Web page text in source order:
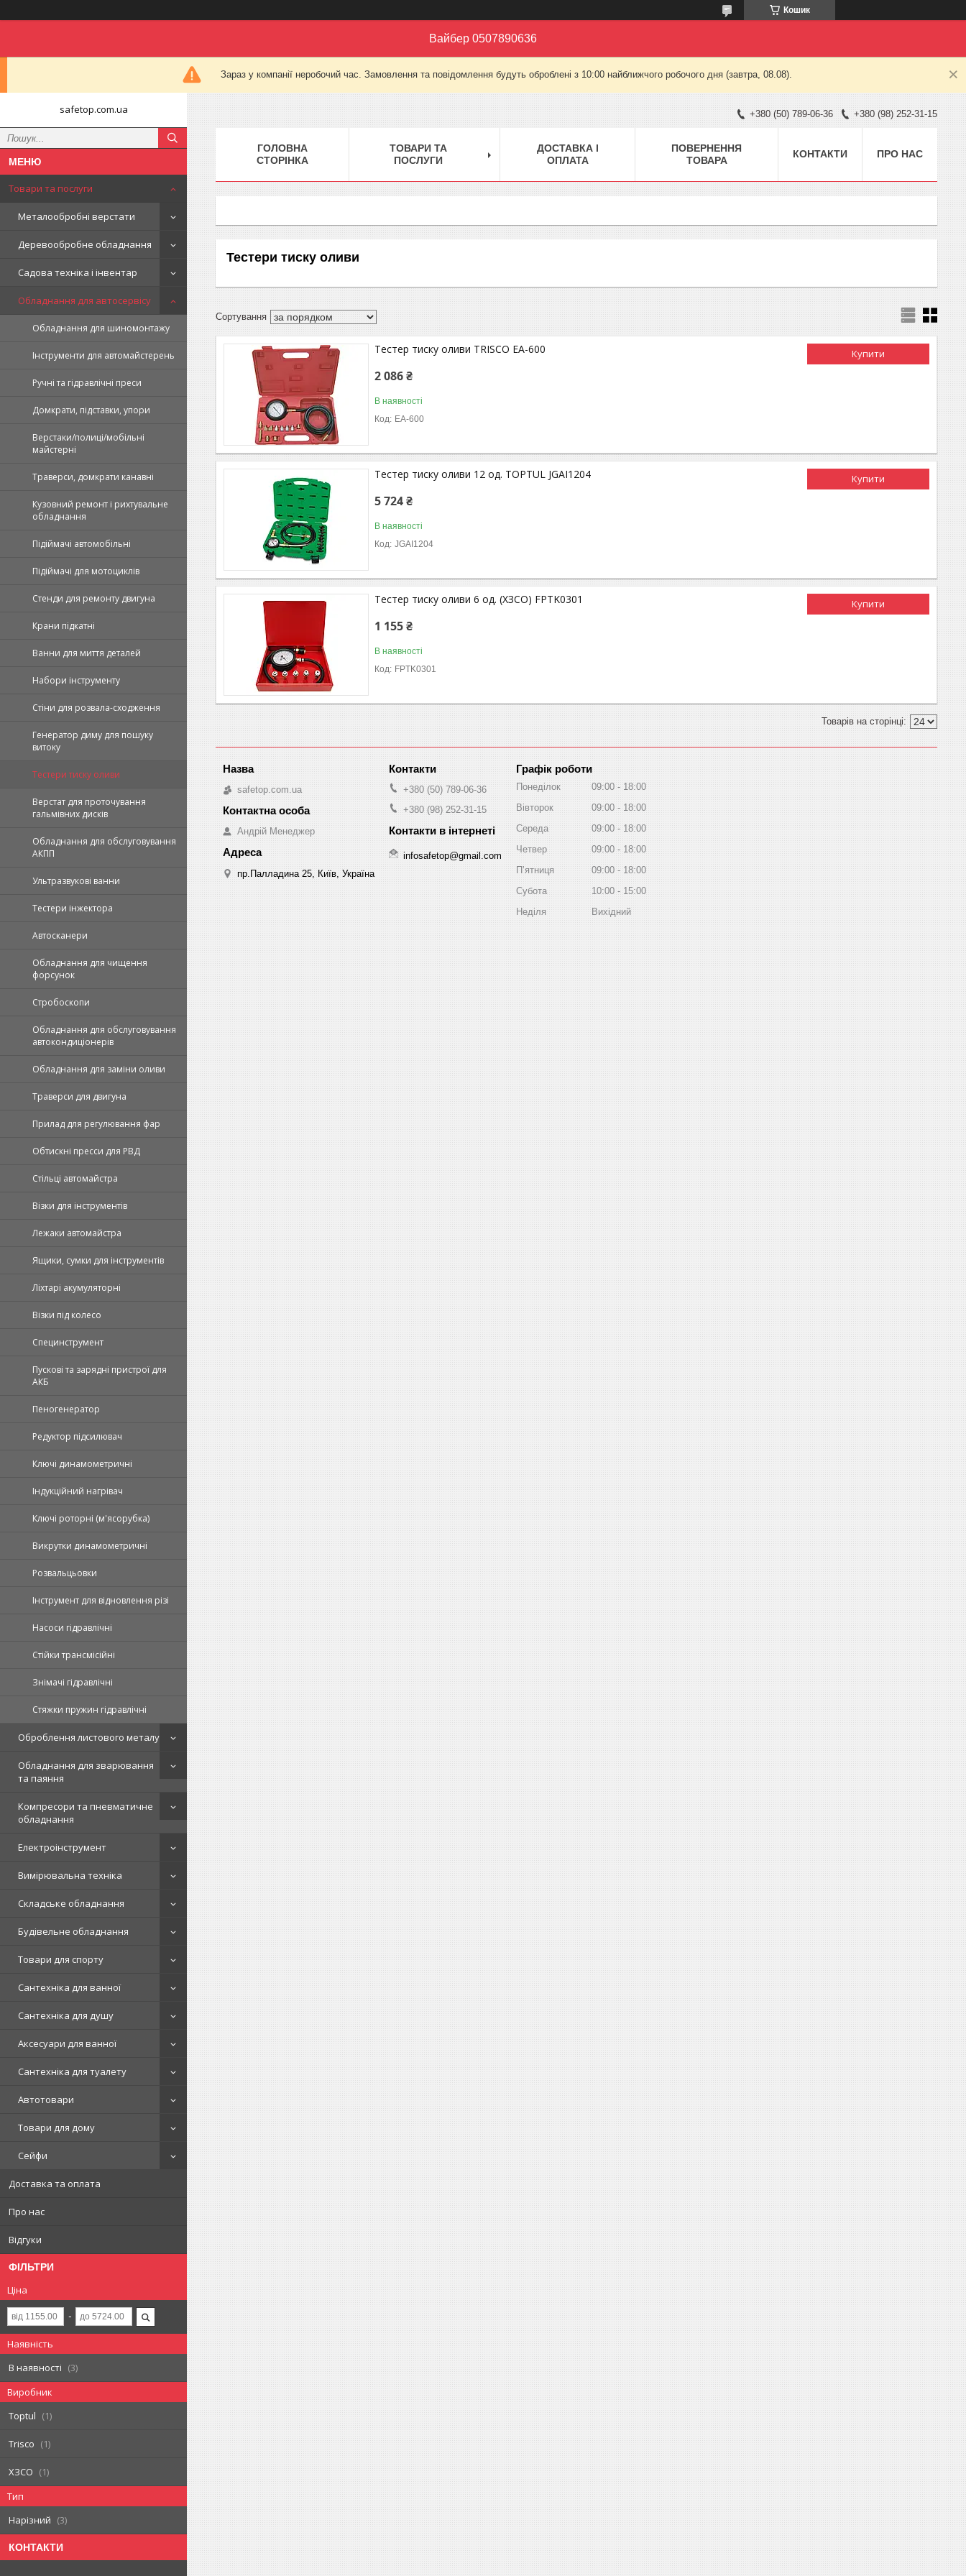
Кошик
Вайбер 0507890636
Зараз у компанії неробочий час. Замовлення та повідомлення будуть оброблені з 10:00 найближчого робочого дня (завтра, 08.08).
safetop.com.ua
Товари та послуги
Металообробні верстати
Деревообробне обладнання
Садова техніка і інвентар
Обладнання для автосервісу
Обладнання для шиномонтажу
Інструменти для автомайстерень
Ручні та гідравлічні преси
Домкрати, підставки, упори
Верстаки/полиці/мобільні
майстерні
Траверси, домкрати канавні
Кузовний ремонт і рихтувальне
обладнання
Підіймачі автомобільні
Підіймачі для мотоциклів
Стенди для ремонту двигуна
Крани підкатні
Ванни для миття деталей
Набори інструменту
Стіни для розвала-сходження
Генератор диму для пошуку
витоку
Тестери тиску оливи
Верстат для проточування
гальмівних дисків
Обладнання для обслуговування
АКПП
Ультразвукові ванни
Тестери інжектора
Автосканери
Обладнання для чищення
форсунок
Стробоскопи
Обладнання для обслуговування
автокондиціонерів
Обладнання для заміни оливи
Траверси для двигуна
Прилад для регулювання фар
Обтискні пpecси для РВД
Стільці автомайстра
Візки для інструментів
Лежаки автомайстра
Ящики, сумки для інструментів
Ліхтарі акумуляторні
Візки під колесо
Специнструмент
Пускові та зарядні пристрої для
АКБ
Пеногенератор
Редуктор підсилювач
Ключі динамометричні
Індукційний нагрівач
Ключі роторні (м'ясорубка)
Викрутки динамометричні
Розвальцьовки
Інструмент для відновлення різі
Насоси гідравлічні
Стійки трансмісійні
Знімачі гідравлічні
Стяжки пружин гідравлічні
Оброблення листового металу
Обладнання для зварювання
та паяння
Компресори та пневматичне
обладнання
Електроінструмент
Вимірювальна техніка
Складське обладнання
Будівельне обладнання
Товари для спорту
Сантехніка для ванної
Сантехніка для душу
Аксесуари для ванної
Сантехніка для туалету
Автотовари
Товари для дому
Сейфи
Доставка та оплата
Про нас
Відгуки
ФІЛЬТРИ
Ціна
Наявність
В наявності
3
Виробник
Toptul
1
Trisco 1
ХЗСО
1
Тип
Нарізний
3
КОНТАКТИ
+380 (50) 789-06-36 +380 (98) 252-31-15
ГОЛОВНА
СТОРІНКА
ТОВАРИ ТА
ПОСЛУГИ
ДОСТАВКА І
ОПЛАТА
ПОВЕРНЕННЯ
ТОВАРА
КОНТАКТИ ПРО НАС
Тестери тиску оливи
Купити
Тестер тиску оливи TRISCO EA-600
2 086 ₴
В наявності
EA-600
Купити
Тестер тиску оливи 12 од. TOPTUL JGAI1204
5 724 ₴
В наявності
JGAI1204
Купити
Тестер тиску оливи 6 од. (ХЗСО) FPTK0301
1 155 ₴
В наявності
FPTK0301
safetop.com.ua
Андрій Менеджер
пр.Палладина 25, Київ, Україна
+380 (50) 789-06-36
+380 (98) 252-31-15
infosafetop@gmail.com
Графік роботи
Понеділок 09:00
18:00
Вівторок
09:00
18:00
Середа
09:00
18:00
Четвер
09:00
18:00
Пʼятниця
09:00
18:00
Субота
10:00
15:00
Неділя
Вихідний